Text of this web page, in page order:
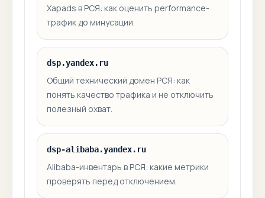
Xapads в РСЯ: как оценить performance-
трафик до минусации.
dsp.yandex.ru
Общий технический домен РСЯ: как
понять качество трафика и не отключить
полезный охват.
dsp-alibaba.yandex.ru
Alibaba-инвентарь в РСЯ: какие метрики
проверять перед отключением.